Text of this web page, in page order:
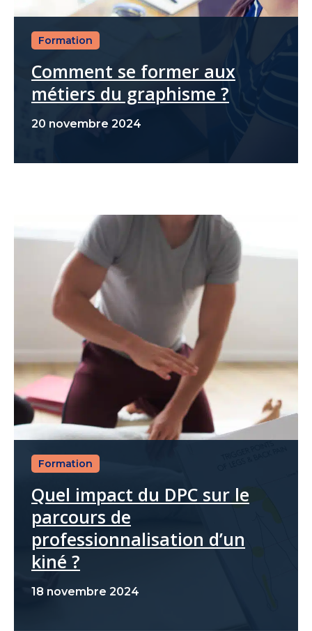
Formation
Comment se former aux
métiers du graphisme ?
20 novembre 2024
Formation
Quel impact du DPC sur le
parcours de
professionnalisation d’un
kiné ?
18 novembre 2024